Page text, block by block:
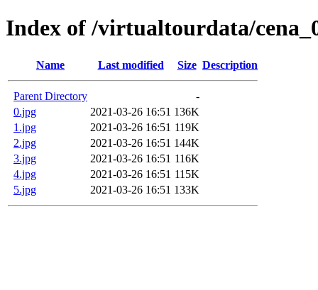
Index of /virtualtourdata/
Name Last modified Size Description
Parent Directory
-
0.jpg
2021-03-26 16:51 136K
1.jpg
2021-03-26 16:51 119K
2.jpg
2021-03-26 16:51 144K
3.jpg
2021-03-26 16:51 116K
4.jpg
2021-03-26 16:51 115K
5.jpg
2021-03-26 16:51 133K